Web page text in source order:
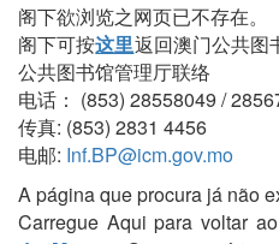
阁下欲浏览之网页已不存在。
阁下可按这里返回澳门公共图
公共图书馆管理厅联络
电话： (853) 28558049 /
传真: (853) 2831 4456
电邮: Inf.BP@icm.gov.mo
A página que procura já não
Carregue Aqui para voltar